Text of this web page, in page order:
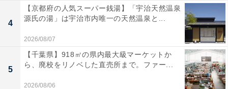
4
【京都府の人気スーパー銭湯】「宇治天然温泉
源氏の湯」は宇治市内唯一の天然温泉と...
2026/08/07
5
【千葉県】918㎡の県内最大級マーケットか
ら、廃校をリノベした直売所まで。ファー...
2026/08/06